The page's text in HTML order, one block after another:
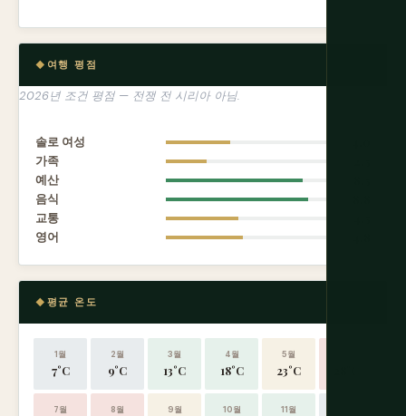
여행 평점
2026년 조건 평점 — 전쟁 전 시리아 아님.
솔로 여성
가족
예산
음식
교통
영어
평균 온도
1월
7°C
2월
9°C
3월
13°C
4월
18°C
5월
23°C
7월 8월 9월 10월 11월